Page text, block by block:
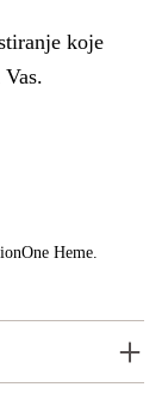
koje
Heme.